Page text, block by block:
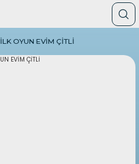
İLK OYUN EVİM ÇİTLİ